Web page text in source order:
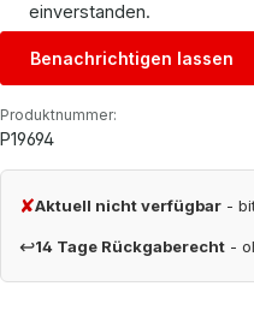
einverstanden.
Benachrichtigen lassen
Produktnummer:
P19694
✘Aktuell nicht verfügbar -
↩14 Tage Rückgaberecht -